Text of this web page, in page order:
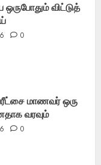
ஒருபோதும் விட்டுத்
0
பரீட்சை மாணவர் ஒரு
வரவும்
0